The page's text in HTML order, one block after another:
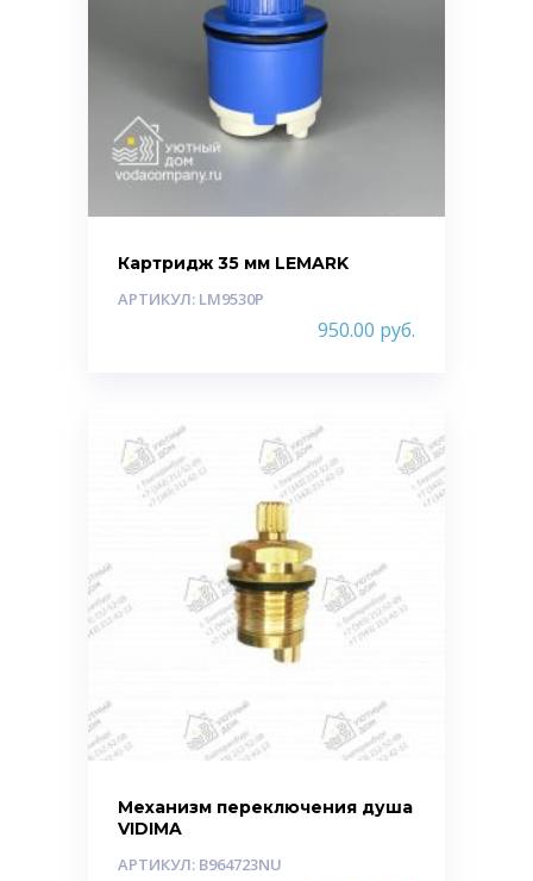
Картридж 35 мм LEMARK
АРТИКУЛ: LM9530P
950.00 руб.
Механизм переключения душа
VIDIMA
АРТИКУЛ: B964723NU